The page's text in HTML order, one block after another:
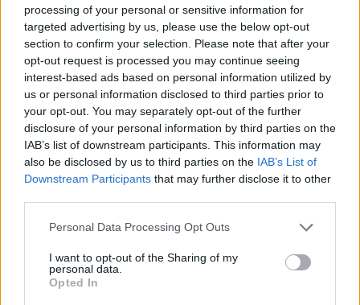
processing of your personal or sensitive information for
targeted advertising by us, please use the below opt-out
section to confirm your selection. Please note that after your
opt-out request is processed you may continue seeing
interest-based ads based on personal information utilized by
us or personal information disclosed to third parties prior to
your opt-out. You may separately opt-out of the further
disclosure of your personal information by third parties on the
IAB’s list of downstream participants. This information may
also be disclosed by us to third parties on the IAB’s List of
Downstream Participants that may further disclose it to other
Personal Data Processing Opt Outs
I want to opt-out of the Sharing of my
personal data.
Opted In
Per Carbonia e Olbia si apre lo spiraglio di
ripartire dalla Seconda
7 Ago 2026
Il Selargius rinforza il centrocampo con
Manuel Rinino e Samuele Vacca
Definiti gli organici di Prima con l'aggiunta
di Golfo Aranci, La Salle e Ottava, in Seconda
contra a su Taloro Gavoi
27 Apr 2014